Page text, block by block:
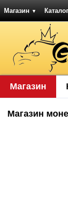
Магазин ▼ Каталог
Магазин
Магазин